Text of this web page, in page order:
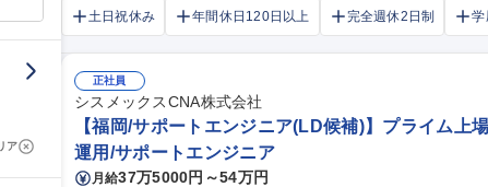
ア
土日祝休み
年間休日120日以上 完全週休2日制 学
正社員
シスメックスCNA株式会社
【福岡/サポートエンジニア(LD候補)】プライム上
運用/サポートエンジニア
月給37万5000円～54万円